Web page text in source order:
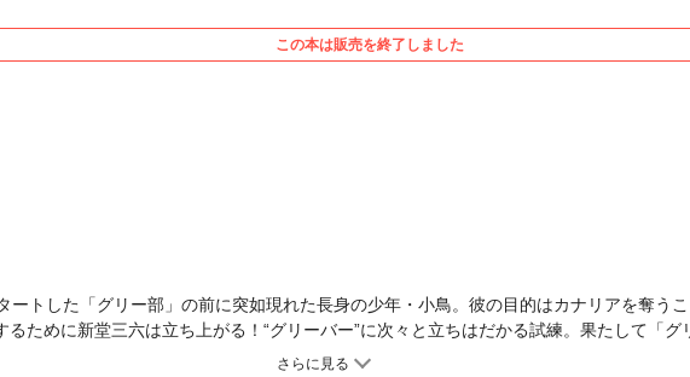
この本は販売を終了しました
ートした「グリー部」の前に突如現れた長身の少年・小鳥。彼の目的はカナリアを奪う
るために新堂三六は立ち上がる！“グリーバー”に次々と立ちはだかる試練。果たして「グ
のか。歌とリズムが繋ぐ、青春ボーイ×ミーツ×ガールストーリー、熱情の第３巻！